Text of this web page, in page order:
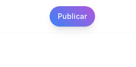
Publicar